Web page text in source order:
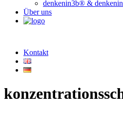
denkenin3b® &
Über uns
Kontakt